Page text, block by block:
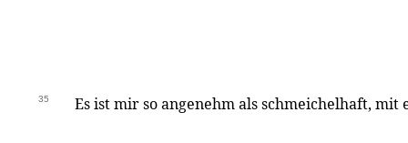
35 Es ist mir so angenehm als schmeichelhaft, mit